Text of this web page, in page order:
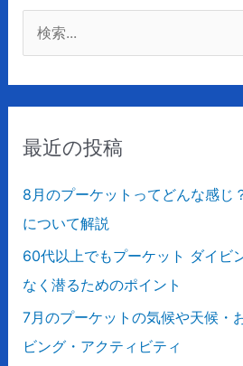
:最近の投稿
8月のプーケットってどんな感じ
について解説
60代以上でもプーケット ダイビ
なく潜るためのポイント
7月のプーケットの気候や天候・
ビング・アクティビティ